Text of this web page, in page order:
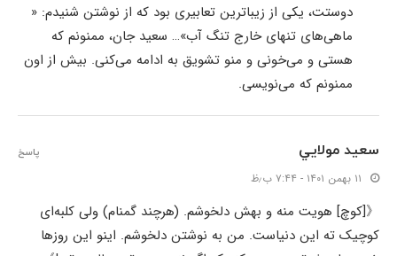
دوستت، یکی از زیباترین تعابیری بود که از نوشتن شنیدم: «
ماهی‌های تنهای خارج تنگ آب»… سعید جان، ممنونم که
هستی و می‌خونی و منو تشویق به ادامه می‌کنی. بیش از اون
ممنونم که می‌نویسی.
سعيد مولايي
۱۱ بهمن ۱۴۰۱ - ۷:۴۴ ب٫ظ
《[کوچ] هویت منه و بهش دلخوشم. (هرچند گمنام) ولی کلبه‌ای
کوچیک ته این دنیاست. من به نوشتن دلخوشم. اینو این روزها
پاسخ